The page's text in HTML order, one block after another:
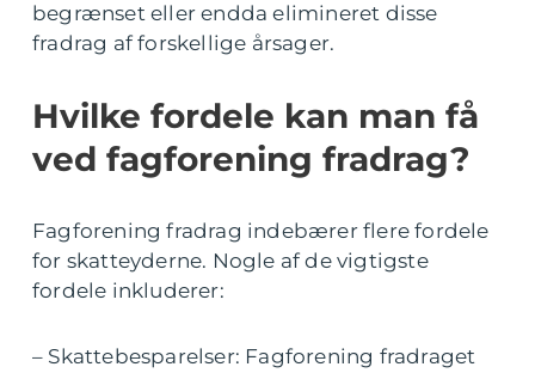
begrænset eller endda elimineret disse
fradrag af forskellige årsager.
Hvilke fordele kan man få
ved fagforening fradrag?
Fagforening fradrag indebærer flere fordele
for skatteyderne. Nogle af de vigtigste
fordele inkluderer:
– Skattebesparelser: Fagforening fradraget